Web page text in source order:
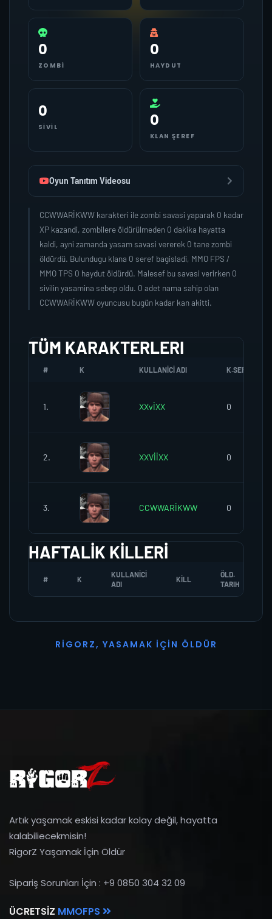
0
ZOMBI
0
HAYDUT
0
SIVIL 0
KLAN ŞEREF
Oyun Tanıtım Videosu
CCWWARİKWW karakteri ile zombi savasi yaparak 0 kadar
XP kazandi, zombilere öldürülmeden 0 dakika hayatta
kaldi, ayni zamanda yasam savasi vererek 0 tane zombi
öldürdü. Bulundugu klana 0 seref bagisladi, MMO FPS /
MMO TPS 0 haydut öldürdü. Malesef bu savasi verirken 0
sivilin yasamina sebep oldu. 0 adet nama sahip olan
CCWWARİKWW oyuncusu bugün kadar kan akitti.
TÜM KARAKTERLERI
# K KULLANICI ADI K.SEREFI
1. XXvİXX 0
2. XXVİİXX 0
3. CCWWARİKWW 0
HAFTALIK KILLERI
# K
KULLANICI
ADI
KILL
ÖLD.
TARIH
R I G O R Z, YASAMAK İ ÇI N Ö L D Ü R
Artık yaşamak eskisi kadar kolay değil, hayatta
kalabiliecekmisin!
RigorZ Yaşamak İçin Öldür
Sipariş Sorunları İçin : +9 0850 304 32 09
ÜCRETSIZ MMOFPS